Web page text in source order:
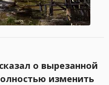
о вырезанной
изменить